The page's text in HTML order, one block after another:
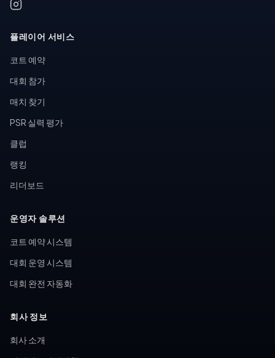
플레이어 서비스
코트 예약
대회 참가
매치 찾기
PSR 실력 평가
클럽
랭킹
리더보드
운영자 솔루션
코트 예약 시스템
대회 운영 시스템
대회 완전 자동화
회사 정보
회사 소개